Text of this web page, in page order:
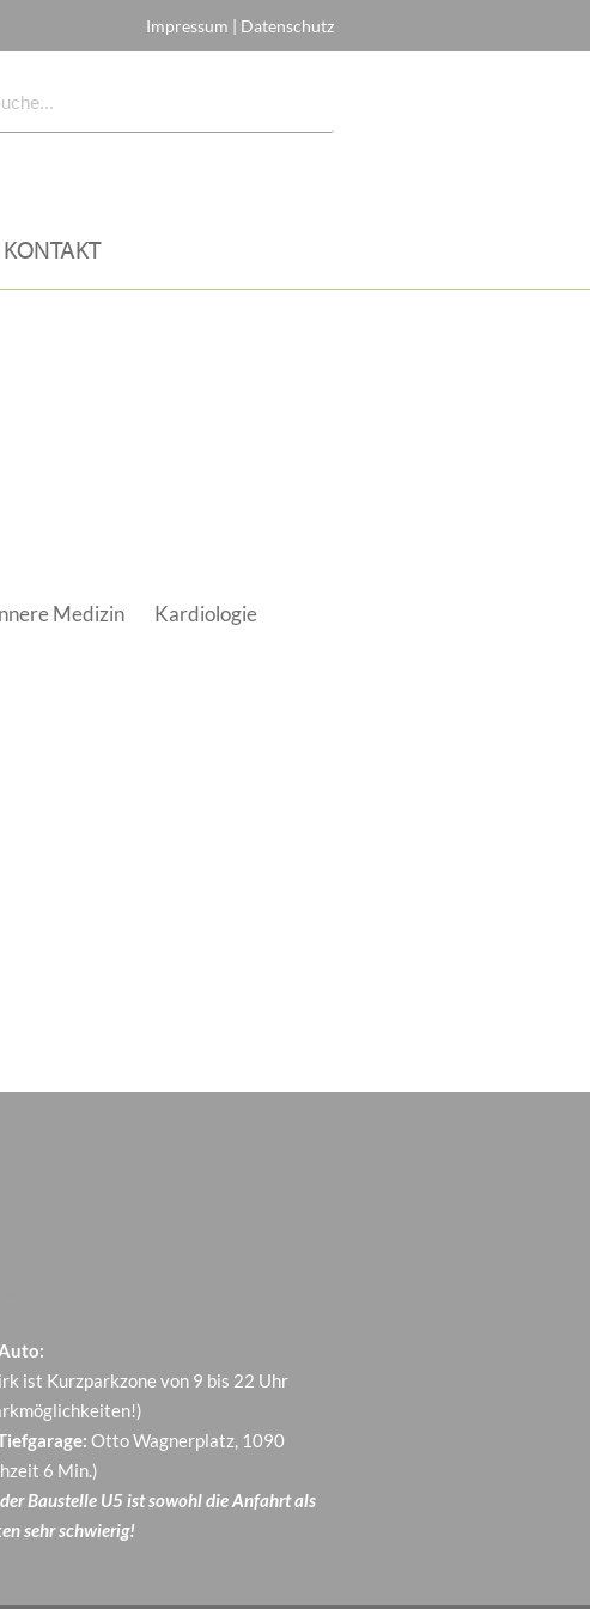
Impressum | Datenschutz
KONTAKT
Medizin
Kardiologie
ist Kurzparkzone von 9 bis 22 Uhr
Otto Wagnerplatz, 1090
6 Min.)
Baustelle U5 ist sowohl die Anfahrt als
sehr schwierig!